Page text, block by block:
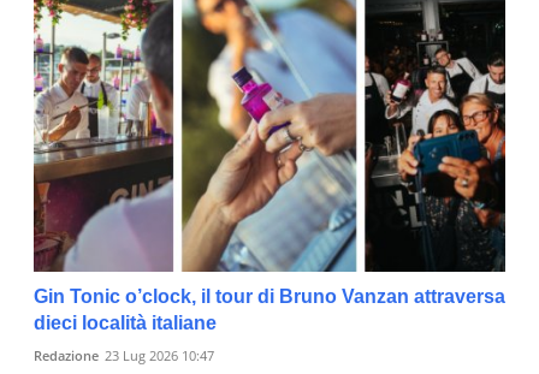
Gin Tonic o’clock, il tour di Bruno Vanzan attraversa
dieci località italiane
Redazione 23 Lug 2026 10:47